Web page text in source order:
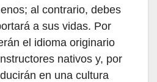
al contrario, debes
a sus vidas. Por
el idioma originario
nativos y, por
en una cultura